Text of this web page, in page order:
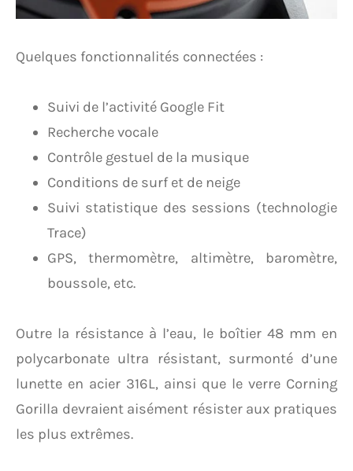
Quelques fonctionnalités connectées :
Suivi de l’activité Google Fit
Recherche vocale
Contrôle gestuel de la musique
Conditions de surf et de neige
Suivi statistique des sessions (technologie
Trace)
GPS, thermomètre, altimètre, baromètre,
boussole, etc.
Outre la résistance à l’eau, le boîtier 48 mm en
polycarbonate ultra résistant, surmonté d’une
lunette en acier 316L, ainsi que le verre Corning
Gorilla devraient aisément résister aux pratiques
les plus extrêmes.